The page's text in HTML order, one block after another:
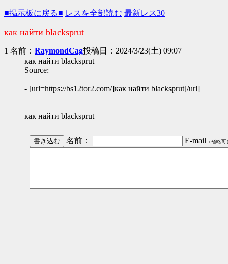
■掲示板に戻る■ レスを全部読む 最新レス30
как найти blacksprut
1 名前： RaymondCag投稿日：2024/3/23(土) 09:07
как найти blacksprut
Source:
- [url=https://bs12tor2.com/]как найти blacksprut[/url]
как найти blacksprut
名前： E-mail （省略可